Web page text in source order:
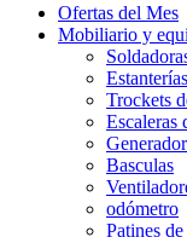
Ofertas del Mes
Mobiliario y
Estanterías
Trockets
Basculas
odómetro
Patines